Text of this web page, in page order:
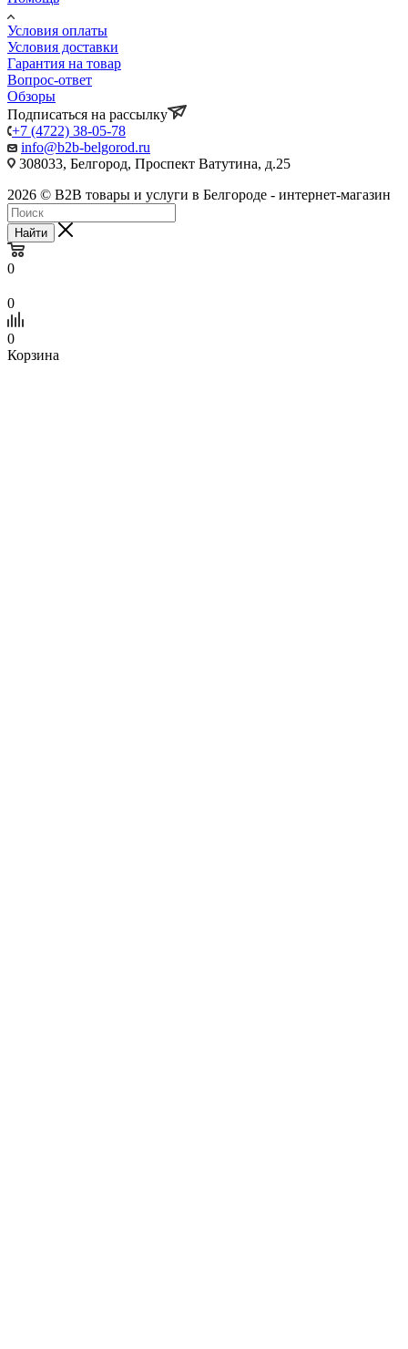
Условия оплаты
Условия доставки
Гарантия на товар
Вопрос-ответ
Обзоры
Подписаться на рассылку
+7 (4722) 38-05-78
info@b2b-belgorod.ru
308033, Белгород, Проспект Ватутина, д.25
2026 © B2B товары и услуги в Белгороде - интернет-магазин
Найти
0
0
0
Корзина